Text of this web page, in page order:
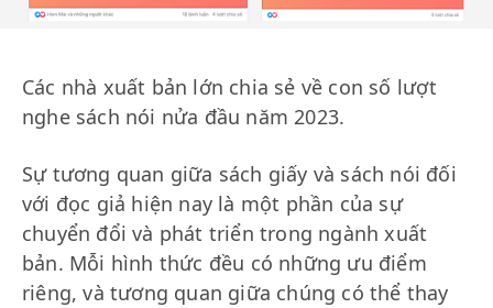
Các nhà xuất bản lớn chia sẻ về con số lượt
nghe sách nói nửa đầu năm 2023.
Sự tương quan giữa sách giấy và sách nói đối
với đọc giả hiện nay là một phần của sự
chuyển đổi và phát triển trong ngành xuất
bản. Mỗi hình thức đều có những ưu điểm
riêng, và tương quan giữa chúng có thể thay